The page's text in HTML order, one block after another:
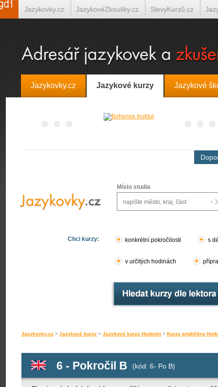
Jazykovky.cz Jazykové kurzy Jazykové
Místo studia
Chci kurzy: konkrétní pokročilosti s
v určitých hodinách
Jazykovky.cz > Jazykové kurzy > Jazykové kurzy Hodonín > Kurzy angličtiny
6 - Pokročil B (kód: 6- Po B)
Jazykovky.cz JazykovéZkoušky.cz SlevyKurzů.cz
Španělština on-line Italština on-line Tlumočení-